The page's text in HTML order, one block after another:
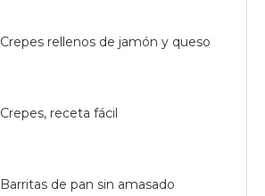
Crepes rellenos de jamón y queso
Crepes, receta fácil
Barritas de pan sin amasado